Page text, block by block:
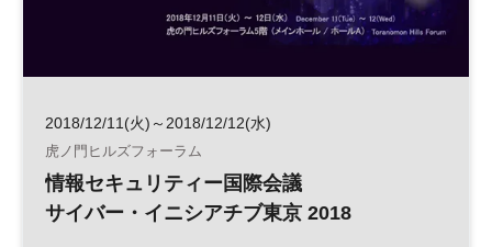
2018/12/11(火)～2018/12/12(水)
虎ノ門ヒルズフォーラム
情報セキュリティー国際会議
サイバー・イニシアチブ東京 2018